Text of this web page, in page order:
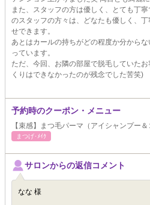
また、スタッフの方は優しく、とても丁
のスタッフの方々は、どなたも優しく、
せできます。
あとはカールの持ちがどの程度か分から
っています。
ただ、今回、お隣の部屋で脱毛していた
くりはできなかったのが残念でした苦笑)
予約時のクーポン・メニュー
【束感】まつ毛パーマ（アイシャンプー
まつげ･ﾒｲｸ
サロンからの返信コメント
なな 様